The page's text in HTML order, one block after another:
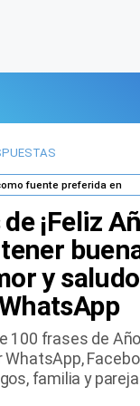
fuente preferida en
¡Feliz
y
100 frases de
familia y